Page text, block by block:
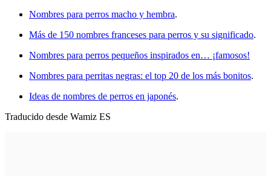
Nombres para perros macho y hembra.
Más de 150 nombres franceses para perros y su significado.
Nombres para perros pequeños inspirados en… ¡famosos!
Nombres para perritas negras: el top 20 de los más bonitos.
Ideas de nombres de perros en japonés.
Traducido desde Wamiz ES